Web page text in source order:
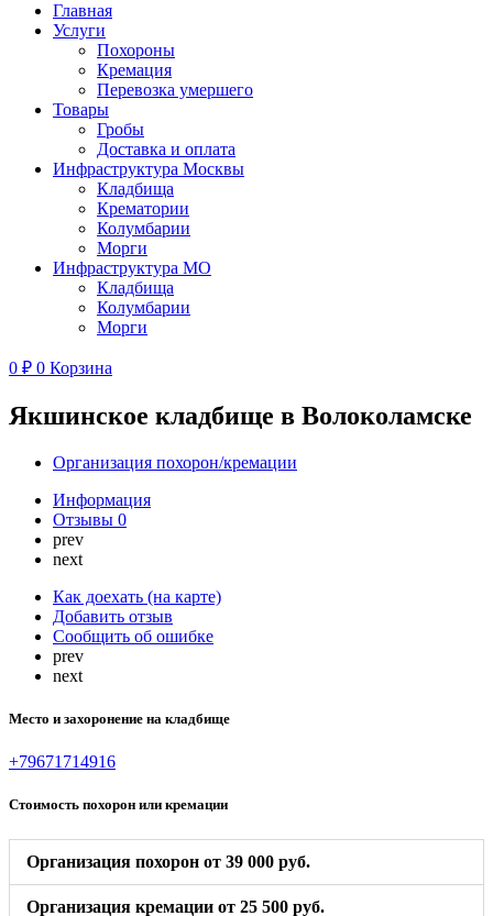
Главная
Услуги
Похороны
Кремация
Перевозка умершего
Товары
Гробы
Доставка и оплата
Инфраструктура Москвы
Кладбища
Крематории
Колумбарии
Морги
Инфраструктура МО
Кладбища
Колумбарии
Морги
0 ₽ 0 Корзина
Якшинское кладбище в Волоколамске
Организация похорон/кремации
Информация
Отзывы 0
prev
next
Как доехать (на карте)
Добавить отзыв
Сообщить об ошибке
prev
next
Место и захоронение на кладбище
+79671714916
Стоимость похорон или кремации
Организация похорон от 39 000 руб.
Организация кремации от 25 500 руб.